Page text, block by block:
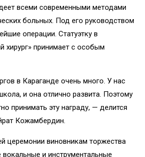
всеми современными методами
больных. Под его руководством
операции. Статуэтку в
хирург» принимает с особым
в Караганде очень много. У нас
и она отлично развита. Поэтому
принимать эту награду, — делится
Кожамбердин.
церемонии виновникам торжества
и инструментальные